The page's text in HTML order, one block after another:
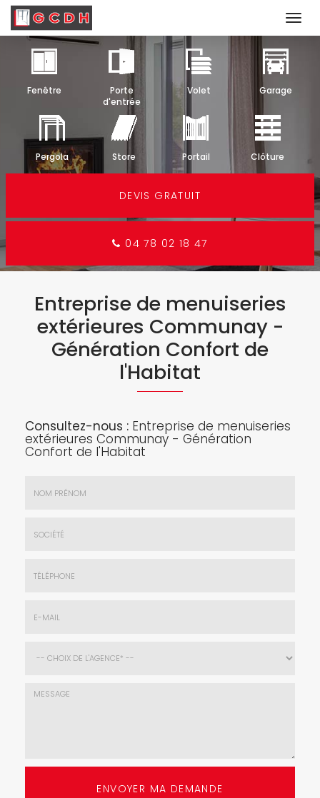
contenu
Fenêtre
Porte
d'entrée
Volet Garage
Pergola Store Portail Clôture
DEVIS GRATUIT
04 78 02 18 47
Entreprise de menuiseries
extérieures Communay -
Génération Confort de
l'Habitat
Consultez-nous : Entreprise de menuiseries
extérieures Communay - Génération
Confort de l'Habitat
mail
Message
ENVOYER MA DEMANDE